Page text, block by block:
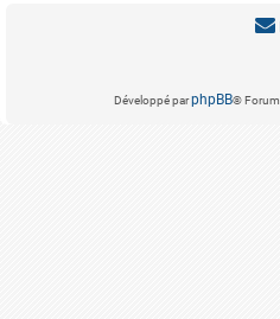
Développé parphpBB® Forum